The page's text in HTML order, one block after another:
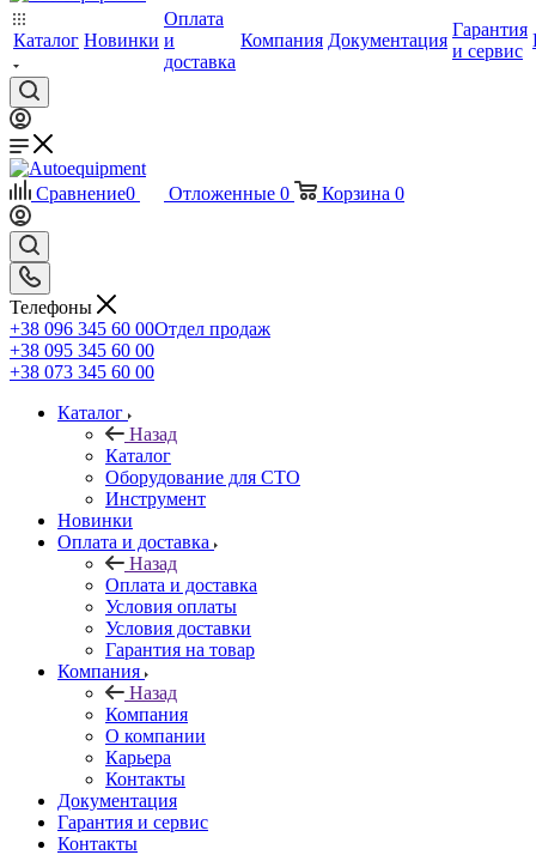
Каталог Новинки
Оплата
и
доставка
Компания Документация
Гарантия
и сервис
Сравнение0 Отложенные 0 Корзина 0
Телефоны
+38 096 345 60 00Отдел продаж
+38 095 345 60 00
+38 073 345 60 00
Каталог
Назад
Каталог
Оборудование для СТО
Инструмент
Новинки
Оплата и доставка
Назад
Оплата и доставка
Условия оплаты
Условия доставки
Гарантия на товар
Компания
Назад
Компания
О компании
Карьера
Контакты
Документация
Гарантия и сервис
Контакты